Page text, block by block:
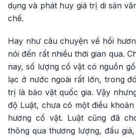
dụng và phát huy giá trị di sản
chế.
Hay như câu chuyện về hồi
nói đến rất nhiều thời gian qua.
nay, số lượng cổ vật có nguồn
lạc ở nước ngoài rất lớn, trong
trị là bảo vật quốc gia. Vậy
độ Luật, chưa có một điều
hương cổ vật. Luật cũng đã
thông qua thương lượng, đấu